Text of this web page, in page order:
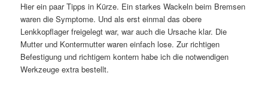
Hier ein paar Tipps in Kürze. Ein starkes Wackeln beim Bremsen
waren die Symptome. Und als erst einmal das obere
Lenkkopflager freigelegt war, war auch die Ursache klar. Die
Mutter und Kontermutter waren einfach lose. Zur richtigen
Befestigung und richtigem kontern habe ich die notwendigen
Werkzeuge extra bestellt.